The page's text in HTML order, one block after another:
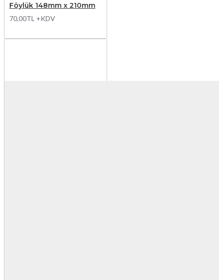
Föylük 148mm x 210mm
70,00TL +KDV